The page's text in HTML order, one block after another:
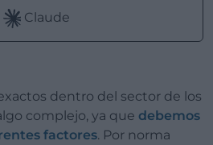
Claude
complejo, ya que debemos
factores. Por norma